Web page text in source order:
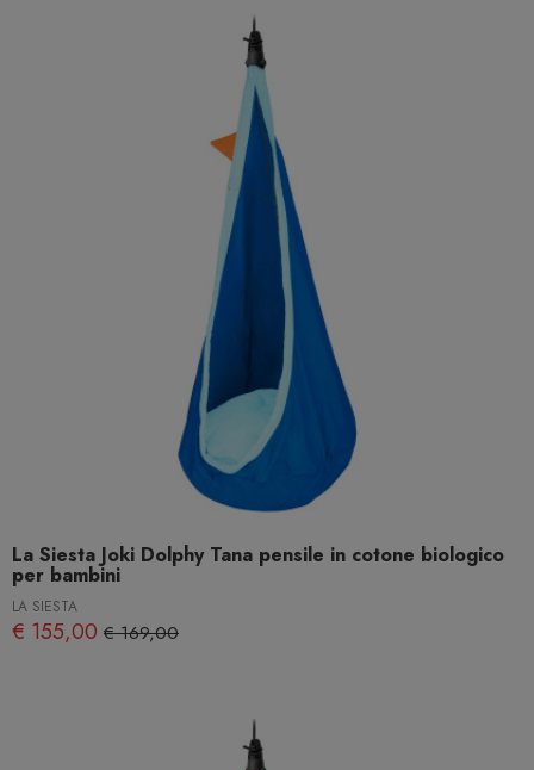
La Siesta Joki Dolphy Tana pensile in cotone biologico
per bambini
LA SIESTA
€ 155,00 € 169,00